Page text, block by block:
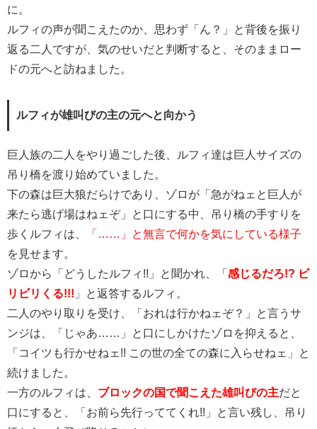
に。
ルフィの声が聞こえたのか、思わず「ん？」と背後を振り
返る二人ですが、気のせいだと判断すると、そのままロー
ドの元へと訪ねました。
ルフィが雄叫びの主の元へと向かう
巨人族の二人をやり過ごした後、ルフィ達は巨人サイズの
吊り橋を渡り始めていました。
下の森は巨大狼だらけであり、ゾロが「急がねェと巨人が
来たら逃げ場はねェぞ」と口にする中、吊り橋の手すりを
歩くルフィは、
「……」と無言で何かを気にしている様子
を見せます。
ゾロから「どうしたルフィ!!」と聞かれ、「 感じるだろ!? ビ
リビリくる!!! 」と返答するルフィ。
二人のやり取りを受け、「おれは行かねェぞ？」と言うサ
ンジは、「じゃあ……」と口にしかけたゾロを抑えると、
「コイツも行かせねェ!! この世の全ての森に入らせねェ」と
続けました。
一方のルフィは、 ブロックの国で聞こえた雄叫びの主だと
口にすると、「お前ら先行っててくれ!!」と言い残し、吊り